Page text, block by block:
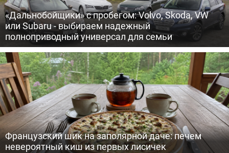
«Дальнобойщики» с пробегом: Volvo, Skoda, VW
или Subaru - выбираем надежный
полноприводный универсал для семьи
Французский шик на заполярной даче: печем
невероятный киш из первых лисичек